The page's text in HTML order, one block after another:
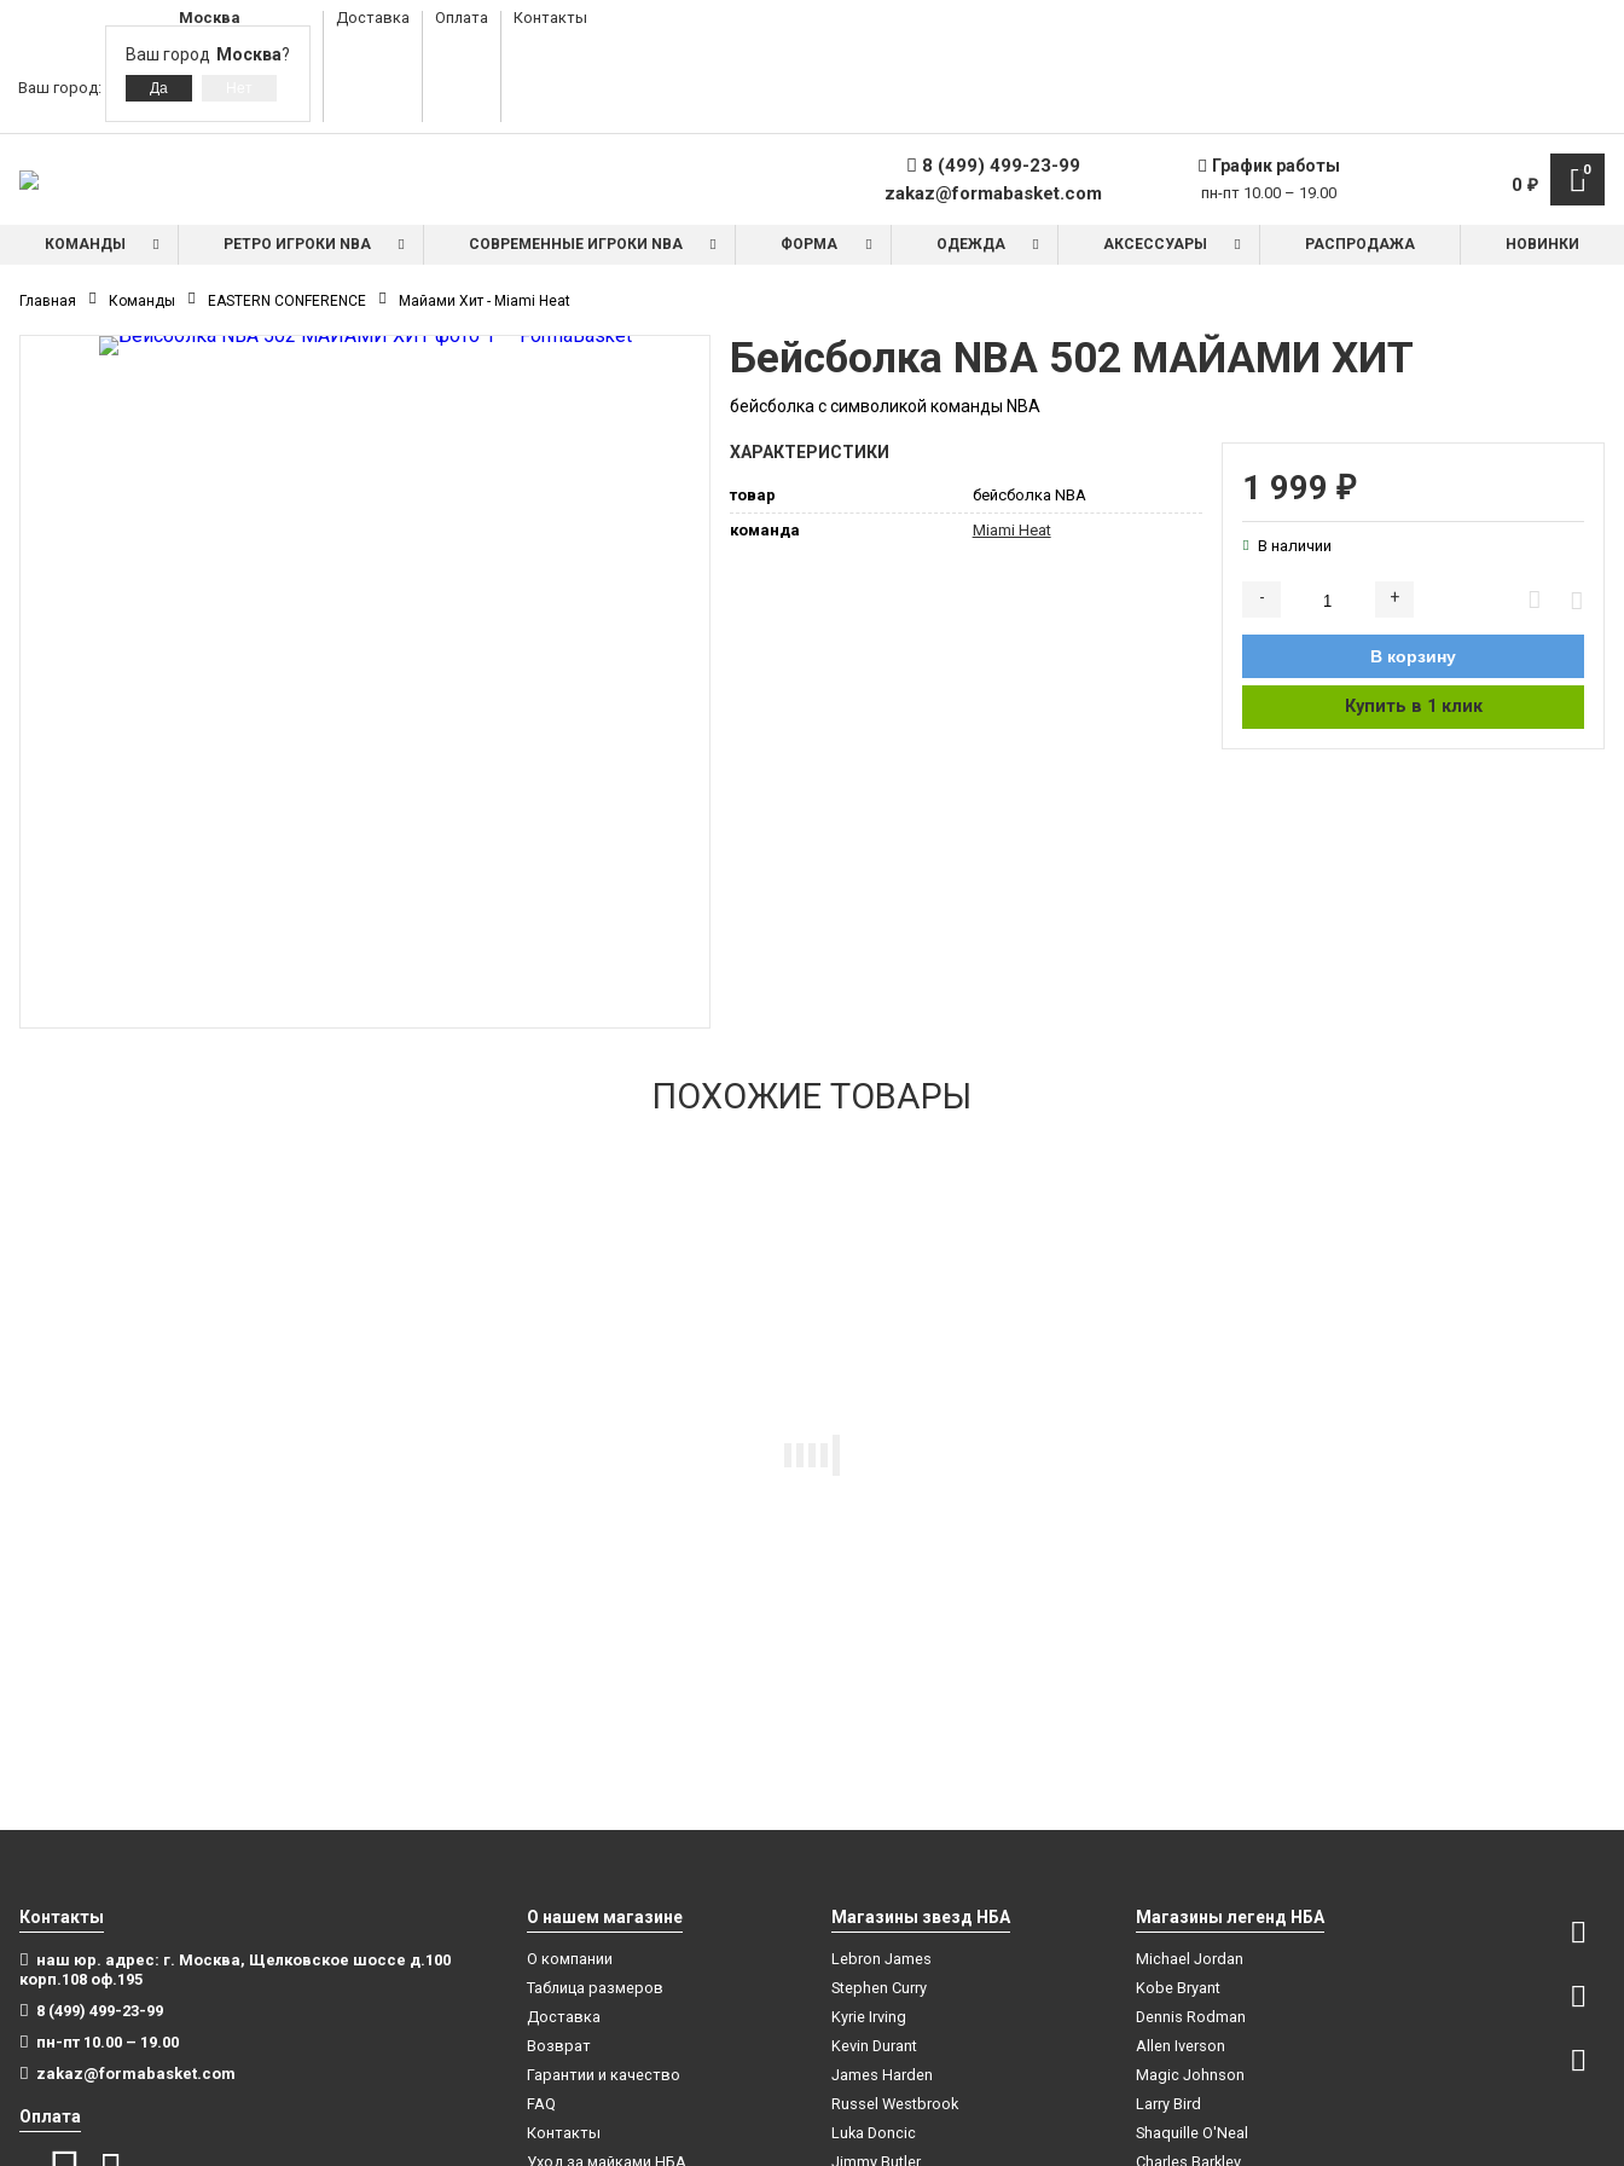
Ваш город:
Москва
Ваш город Москва?
Доставка Оплата Контакты
8 (499) 499-23-99
zakaz@formabasket.com
График работы
пн-пт 10.00 – 19.00
0
0 ₽
КОМАНДЫ РЕТРО ИГРОКИ NBA СОВРЕМЕННЫЕ ИГРОКИ NBA ФОРМА ОДЕЖДА АКСЕССУАРЫ РАСПРОДАЖА НОВИНКИ
Главная Команды EASTERN CONFERENCE Майами Хит - Miami Heat
Бейсболка NBA 502 МАЙАМИ XИТ
бейсболка с символикой команды NBA
1 999₽
В наличии
- +
В корзину
Купить в 1 клик
ХАРАКТЕРИСТИКИ
товар
бейсболка NBA
команда
Miami Heat
ПОХОЖИЕ ТОВАРЫ
Контакты
наш юр. адрес: г. Москва, Щелковское шоссе д.100
корп.108 оф.195
8 (499) 499-23-99
пн-пт 10.00 – 19.00
zakaz@formabasket.com
Оплата
О нашем магазине
О компании
Таблица размеров
Доставка
Возврат
Гарантии и качество
FAQ
Контакты
Уход за майками НБА
Магазины звезд НБА
Lebron James
Stephen Curry
Kyrie Irving
Kevin Durant
James Harden
Russel Westbrook
Luka Doncic
Jimmy Butler
Магазины легенд НБА
Michael Jordan
Kobe Bryant
Dennis Rodman
Allen Iverson
Magic Johnson
Larry Bird
Shaquille O'Neal
Charles Barkley